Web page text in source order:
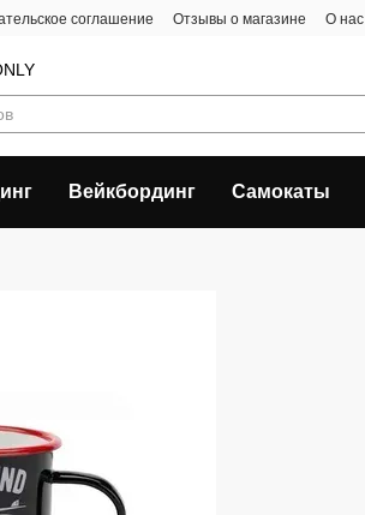
соглашение Отзывы о магазине О нас
Вейкбординг Самокаты